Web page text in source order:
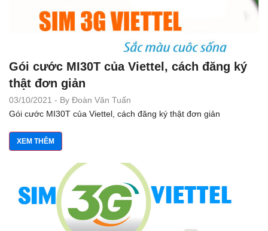
Gói cước MI30T của Viettel, cách đăng ký
thật đơn giản
03/10/2021 - By Đoàn Văn Tuấn
Gói cước MI30T của Viettel, cách đăng ký thật đơn giản
XEM THÊM